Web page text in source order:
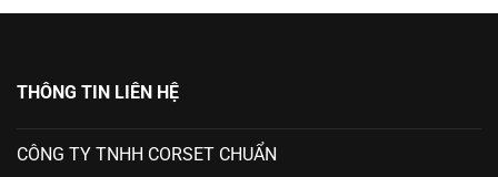
THÔNG TIN LIÊN HỆ
CÔNG TY TNHH CORSET CHUẨN